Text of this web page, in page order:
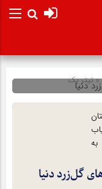
»تیتر یک
گل‌زرد دنیا